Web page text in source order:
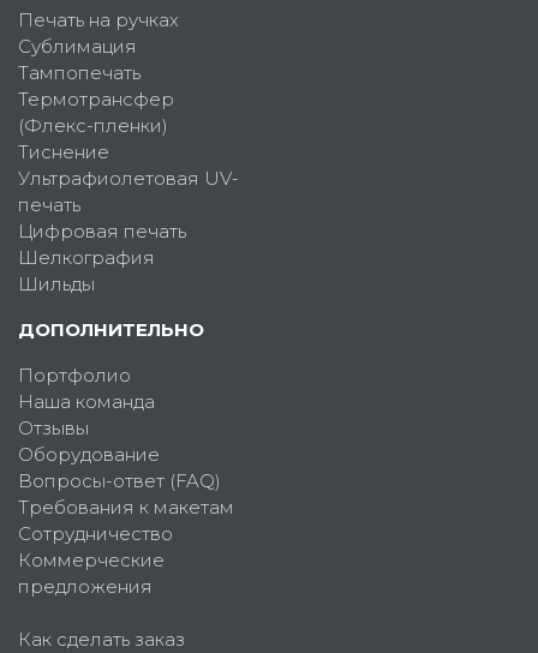
Печать на ручках
Сублимация
Тампопечать
Термотрансфер
(Флекс-пленки)
Тиснение
Ультрафиолетовая UV-
печать
Цифровая печать
Шелкография
Шильды
ДОПОЛНИТЕЛЬНО
Портфолио
Наша команда
Отзывы
Оборудование
Вопросы-ответ (FAQ)
Требования к макетам
Сотрудничество
Коммерческие
предложения
Как сделать заказ